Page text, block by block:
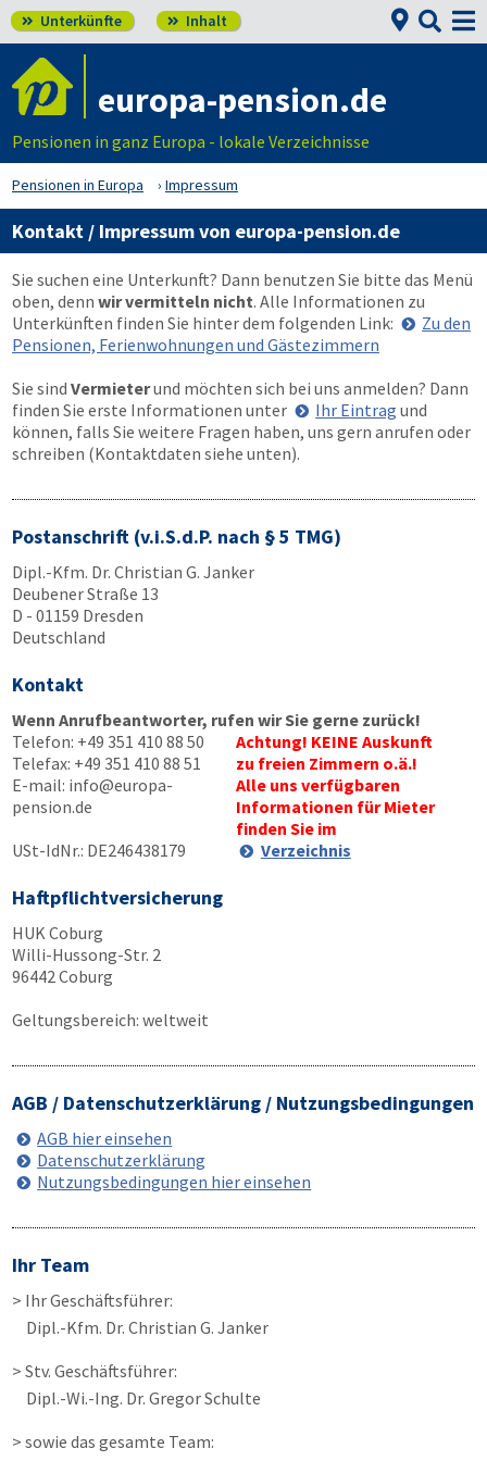
 Unterkünfte  Inhalt  
europa-pension.de
Pensionen in ganz Europa - lokale Verzeichnisse
Pensionen in Europa Impressum
Kontakt / Impressum von europa-pension.de
Sie suchen eine Unterkunft? Dann benutzen Sie bitte das Menü
oben, denn wir vermitteln nicht. Alle Informationen zu
Unterkünften finden Sie hinter dem folgenden Link:
Zu den
Pensionen, Ferienwohnungen und Gästezimmern
Sie sind Vermieterund möchten sich bei uns anmelden? Dann
finden Sie erste Informationen unter
Ihr Eintrag und
können, falls Sie weitere Fragen haben, uns gern anrufen oder
schreiben (Kontaktdaten siehe unten).
Postanschrift (v.i.S.d.P. nach § 5 TMG)
Dipl.-Kfm. Dr. Christian G. Janker
Deubener Straße 13
D - 01159 Dresden
Deutschland
Kontakt
Wenn Anrufbeantworter, rufen wir Sie gerne zurück!
Telefon: +49 351 410 88 50
Telefax: +49 351 410 88 51
E-mail: info@europa-
pension.de
USt-IdNr.: DE246438179
Achtung! KEINE Auskunft
zu freien Zimmern o.ä.!
Alle uns verfügbaren
Informationen für Mieter
finden Sie im
Verzeichnis
Haftpflichtversicherung
HUK Coburg
Willi-Hussong-Str. 2
96442 Coburg
Geltungsbereich: weltweit
AGB / Datenschutzerklärung / Nutzungsbedingungen
AGB hier einsehen
Datenschutzerklärung
Nutzungsbedingungen hier einsehen
Ihr Team
> Ihr Geschäftsführer:
Dipl.-Kfm. Dr. Christian G. Janker
> Stv. Geschäftsführer:
Dipl.-Wi.-Ing. Dr. Gregor Schulte
> sowie das gesamte Team: